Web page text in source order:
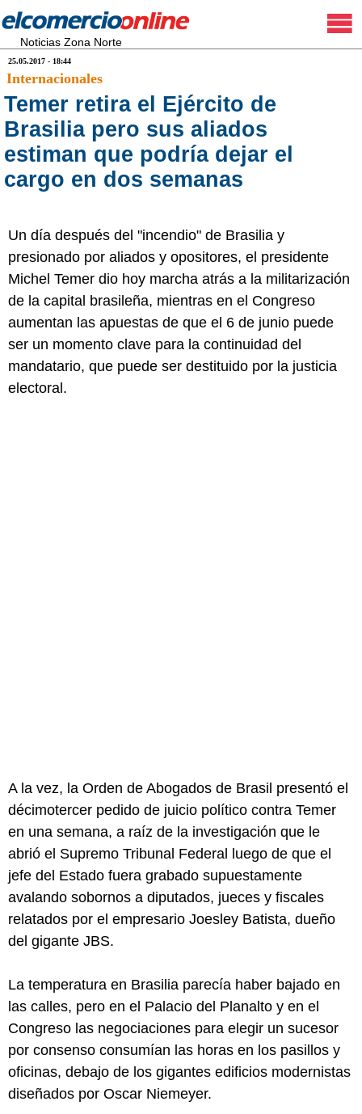
Noticias Zona Norte
25.05.2017 - 18:44
Internacionales
Temer retira el Ejército de
Brasilia pero sus aliados
estiman que podría dejar el
cargo en dos semanas
Un día después del "incendio" de Brasilia y
presionado por aliados y opositores, el presidente
Michel Temer dio hoy marcha atrás a la militarización
de la capital brasileña, mientras en el Congreso
aumentan las apuestas de que el 6 de junio puede
ser un momento clave para la continuidad del
mandatario, que puede ser destituido por la justicia
electoral.
A la vez, la Orden de Abogados de Brasil presentó el
décimotercer pedido de juicio político contra Temer
en una semana, a raíz de la investigación que le
abrió el Supremo Tribunal Federal luego de que el
jefe del Estado fuera grabado supuestamente
avalando sobornos a diputados, jueces y fiscales
relatados por el empresario Joesley Batista, dueño
del gigante JBS.
La temperatura en Brasilia parecía haber bajado en
las calles, pero en el Palacio del Planalto y en el
Congreso las negociaciones para elegir un sucesor
por consenso consumían las horas en los pasillos y
oficinas, debajo de los gigantes edificios modernistas
diseñados por Oscar Niemeyer.